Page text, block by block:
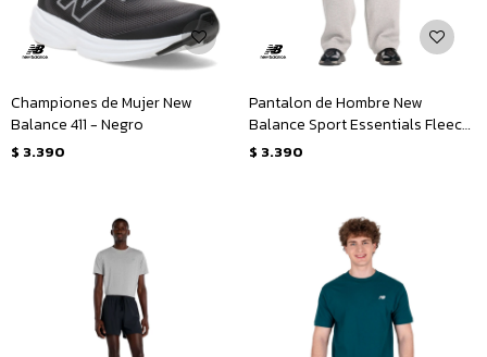
Championes de Mujer New
Balance 411 - Negro
$ 3.390
Pantalon de Hombre New
Balance Sport Essentials Fleece
- Gris
$ 3.390